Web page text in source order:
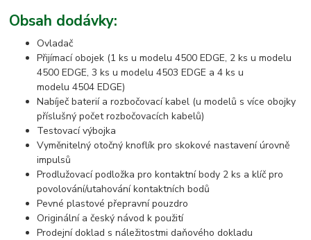
Obsah dodávky:
Ovladač
Přijímací obojek (1 ks u modelu 4500 EDGE, 2 ks u modelu
4500 EDGE, 3 ks u modelu 4503 EDGE a 4 ks u
modelu 4504 EDGE)
Nabíječ baterií a rozbočovací kabel (u modelů s více obojky
příslušný počet rozbočovacích kabelů)
Testovací výbojka
Vyměnitelný otočný knoflík pro skokové nastavení úrovně
impulsů
Prodlužovací podložka pro kontaktní body 2 ks a klíč pro
povolování/utahování kontaktních bodů
Pevné plastové přepravní pouzdro
Originální a český návod k použití
Prodejní doklad s náležitostmi daňového dokladu